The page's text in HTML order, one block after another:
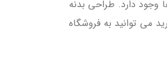
وجود دارد. طراحی بدنه
می توانید به فروشگاه